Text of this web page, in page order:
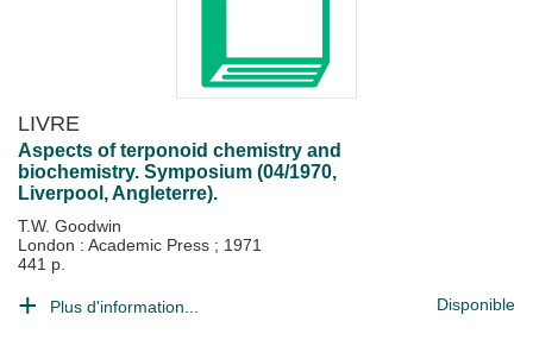
LIVRE
Aspects of terponoid chemistry and
biochemistry. Symposium (04/1970,
Liverpool, Angleterre).
T.W. Goodwin
London : Academic Press ; 1971
441 p.
Plus d'information... Disponible